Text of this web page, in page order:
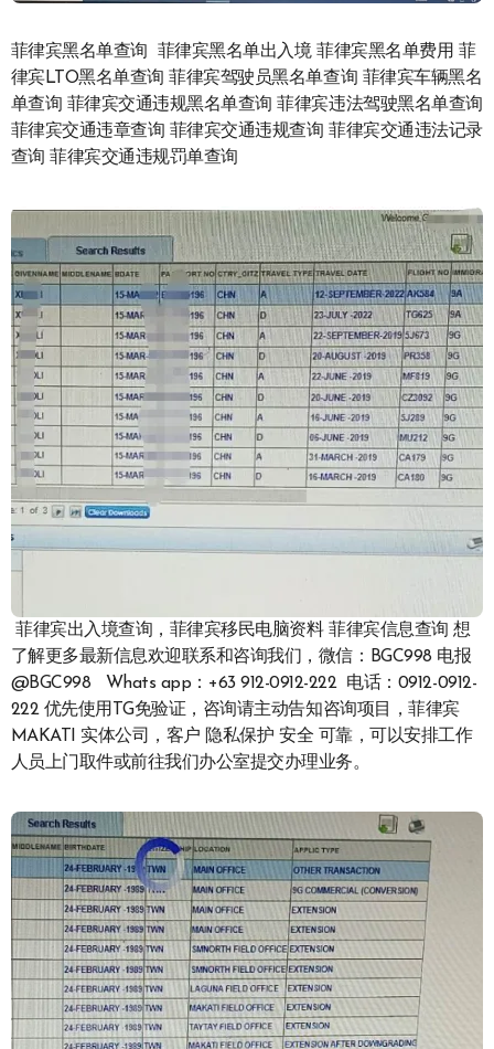
菲律宾黑名单查询 菲律宾黑名单出入境 菲律宾黑名单费用 菲
律宾LTO黑名单查询 菲律宾驾驶员黑名单查询 菲律宾车辆黑名
单查询 菲律宾交通违规黑名单查询 菲律宾违法驾驶黑名单查询
菲律宾交通违章查询 菲律宾交通违规查询 菲律宾交通违法记录
查询 菲律宾交通违规罚单查询
菲律宾出入境查询，菲律宾移民电脑资料 菲律宾信息查询 想
了解更多最新信息欢迎联系和咨询我们，微信：BGC998 电报
@BGC998 Whats app：+63 912-0912-222 电话：0912-0912-
222 优先使用TG免验证，咨询请主动告知咨询项目，菲律宾
MAKATI 实体公司，客户 隐私保护 安全 可靠，可以安排工作
人员上门取件或前往我们办公室提交办理业务。